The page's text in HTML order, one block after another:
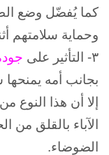
كما يُفضّل وضع
وحماية سلامتهم
٣- التأثير على
بجانب أمه يمنحها
إلا أن هذا النوع
الآباء بالقلق
الضوضاء.